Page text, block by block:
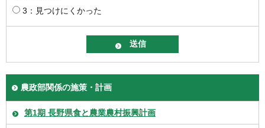
3：見つけにくかった
農政部関係の施策・計画
第1期 長野県食と農業農村振興計画